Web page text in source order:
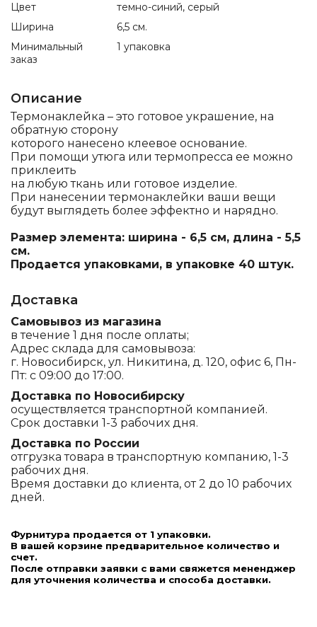
Цвет
темно-синий, серый
Ширина
6,5 см.
Минимальный
заказ
1 упаковка
Описание
Термонаклейка – это готовое украшение, на
обратную сторону
которого нанесено клеевое основание.
При помощи утюга или термопресса ее можно
приклеить
на любую ткань или готовое изделие.
При нанесении термонаклейки ваши вещи
будут выглядеть более эффектно и нарядно.
Размер элемента: ширина - 6,5 см, длина - 5,5
см.
Продается упаковками, в упаковке 40 штук.
Доставка
Самовывоз из магазина
в течение 1 дня после оплаты;
Адрес склада для самовывоза:
г. Новосибирск, ул. Никитина, д. 120, офис 6, Пн-
Пт: с 09:00 до 17:00.
Доставка по Новосибирску
осуществляется транспортной компанией.
Срок доставки 1-3 рабочих дня.
Доставка по России
отгрузка товара в транспортную компанию, 1-3
рабочих дня.
Время доставки до клиента, от 2 до 10 рабочих
дней.
Фурнитура продается от 1 упаковки.
В вашей корзине предварительное количество и
счет.
После отправки заявки с вами свяжется мененджер
для уточнения количества и способа доставки.